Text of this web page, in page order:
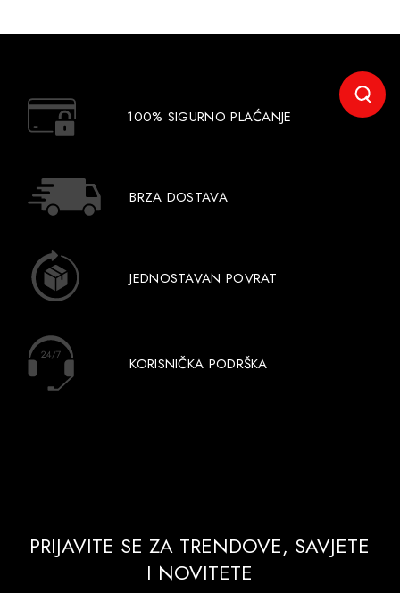
100% SIGURNO PLAĆANJE
BRZA DOSTAVA
JEDNOSTAVAN POVRAT
KORISNIČKA PODRŠKA
PRIJAVITE SE ZA TRENDOVE, SAVJETE
I NOVITETE